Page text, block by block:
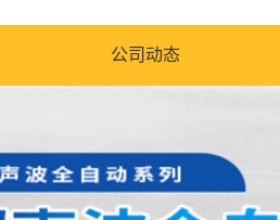
公司动态